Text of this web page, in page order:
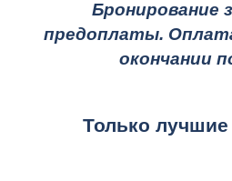
Бронирование
предоплаты.
окончании
Только